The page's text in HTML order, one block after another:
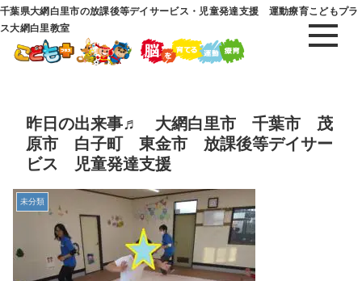
千葉県大網白里市の放課後等デイサービス・児童発達支援 運動療育こどもプラ
ス大網白里教室
昨日の出来事♬ 大網白里市 千葉市 茂
原市 白子町 東金市 放課後等デイサー
ビス 児童発達支援
未分類